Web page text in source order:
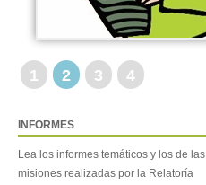
1 2 3 4
INFORMES
Lea los informes temáticos y los de las
misiones realizadas por la Relatoría